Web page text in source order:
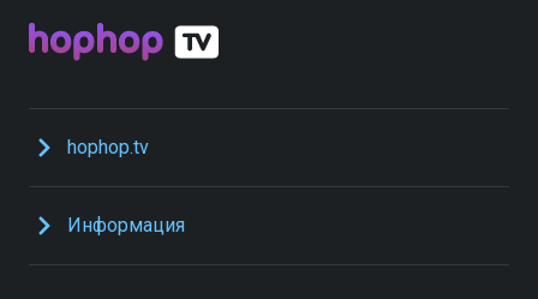
hophop.tv
Информация